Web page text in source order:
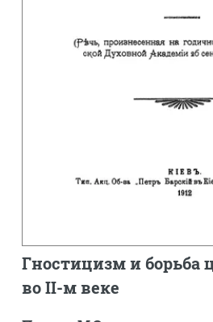
Гностицизм и борьба
во II-м веке